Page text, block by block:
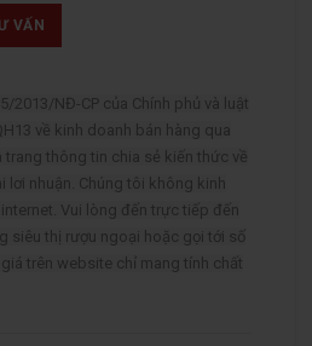
VẤN
2013/NĐ-CP của Chính phủ và luật
về kinh doanh bán hàng qua
trang thông tin chia sẻ kiến thức về
lơi nhuận. Chúng tôi không kinh
Vui lòng đến trực tiếp đến
siêu thị rượu ngoại hoặc gọi tới số
trên website chỉ mang tính chất